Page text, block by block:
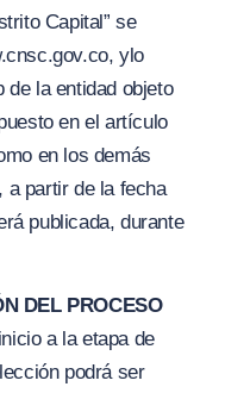
Capital” se
ylo
de la entidad objeto
en el artículo
en los demás
a partir de la fecha
publicada, durante
DEL PROCESO
a la etapa de
podrá ser